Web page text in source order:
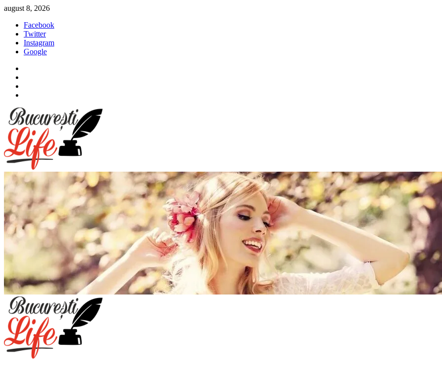
Sari
conținut
august 8, 2026
Facebook
Twitter
Instagram
Google
Meniu
principal